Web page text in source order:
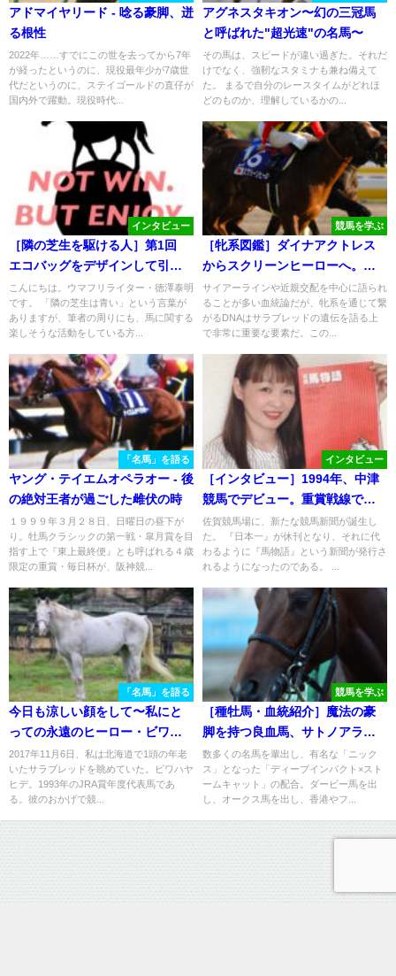
アドマイヤリード - 唸る豪脚、迸
る根性
2022年……すでにこの世を去ってから7年
が経ったというのに、現役最年少が7歳世
代だというのに、ステイゴールドの直仔が
国内外で躍動。現役時代...
アグネスタキオン〜幻の三冠馬
と呼ばれた"超光速"の名馬〜
その馬は、スピードが違い過ぎた。それだ
けでなく、強靭なスタミナも兼ね備えて
た。 まるで自分のレースタイムがどれほ
どのものか、理解しているかの...
インタビュー
［隣の芝生を駆ける人］第1回
エコバッグをデザインして引退
馬支援！？ そのアツい想いと
は。
こんにちは。ウマフリライター・徳澤泰明
です。 「隣の芝生は青い」という言葉が
ありますが、筆者の周りにも、馬に関する
楽しそうな活動をしている方...
競馬を学ぶ
［牝系図鑑］ダイナアクトレス
からスクリーンヒーローへ。快
速名優ぞろいなマジックゴディ
ス牝系。
サイアーラインや近親交配を中心に語られ
ることが多い血統論だが、牝系を通じて繋
がるDNAはサラブレッドの遺伝を語る上
で非常に重要な要素だ。この...
「名馬」を語る
ヤング・テイエムオペラオー - 後
の絶対王者が過ごした雌伏の時
１９９９年３月２８日、日曜日の昼下が
り。牡馬クラシックの第一戦・皐月賞を目
指す上で『東上最終便』とも呼ばれる４歳
限定の重賞・毎日杯が、阪神競...
インタビュー
［インタビュー］1994年、中津
競馬でデビュー。重賞戦線でも
活躍した女性騎手、小田部雪さ
んが振り返る当時の思い出。
佐賀競馬場に、新たな競馬新聞が誕生し
た。 『日本一』が休刊となり、それに代
わるように『馬物語』という新聞が発行さ
れるようになったのである。 ...
「名馬」を語る
今日も涼しい顔をして〜私にと
っての永遠のヒーロー・ビワハ
ヤヒデ〜
2017年11月6日、私は北海道で1頭の年老
いたサラブレッドを眺めていた。ビワハヤ
ヒデ。1993年のJRA賞年度代表馬であ
る。彼のおかげで競...
競馬を学ぶ
［種牡馬・血統紹介］魔法の豪
脚を持つ良血馬、サトノアラジ
ン
数多くの名馬を輩出し、有名な「ニック
ス」となった「ディープインパクト×スト
ームキャット」の配合。ダービー馬を出
し、オークス馬を出し、香港やフ...